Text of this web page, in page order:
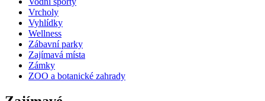
Vrcholy
Vyhlídky
Wellness
Zábavní parky
Zajímavá místa
Zámky
ZOO a botanické zahrady